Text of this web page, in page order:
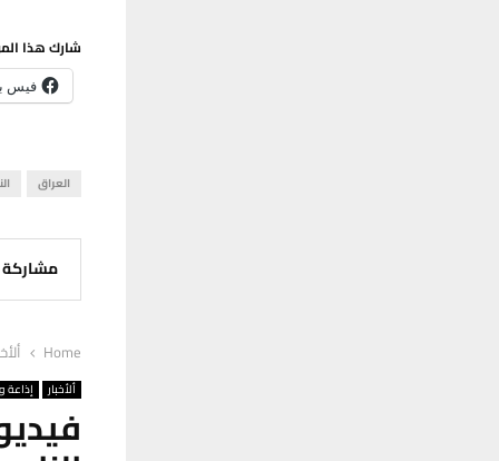
شارك هذا
فيس
العراق
مشاركة
Home
ألأخبار إذاعة